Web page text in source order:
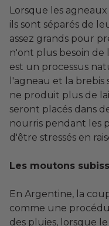
Lorsque les
ils sont séparés de
assez grands pour
n'ont plus besoin de
est un processus
l'agneau et la
ne produit plus de
seront placés dans
nourris pendant les
d'être stressés en
Les moutons
En Argentine, la
comme une
des pluies, lorsque